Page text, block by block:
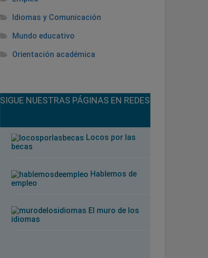
Idiomas y Comunicación
Mundo educativo
Orientación académica
¡SIGUE NUESTRAS PÁGINAS EN REDES!
Locos por las
becas
Hablemos de
empleo
El muro de los
idiomas